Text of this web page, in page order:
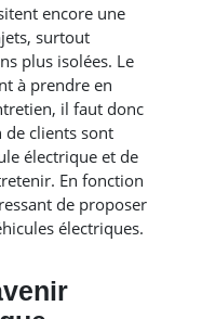
encore une
surtout
plus isolées. Le
à prendre en
il faut donc
de clients sont
électrique et de
En fonction
de proposer
électriques.